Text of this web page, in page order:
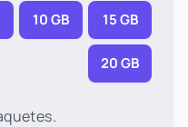
10 GB 15 GB
20 GB